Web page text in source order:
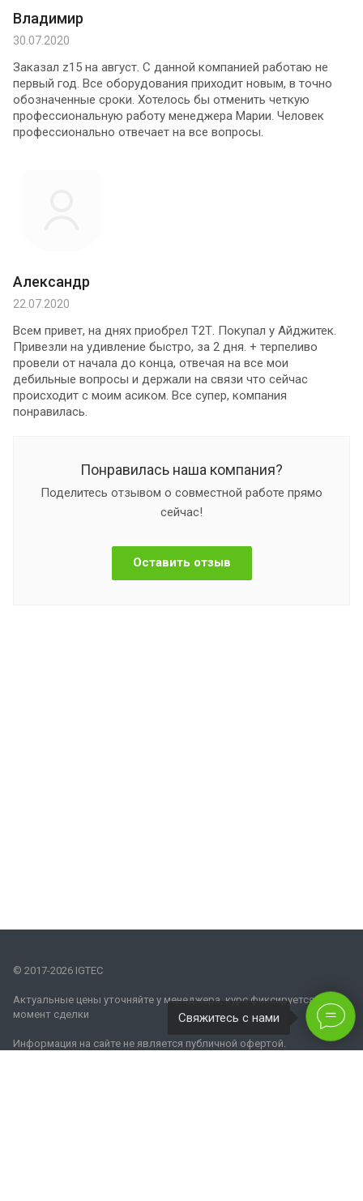
Владимир
30.07.2020
Заказал z15 на август. С данной компанией работаю не
первый год. Все оборудования приходит новым, в точно
обозначенные сроки. Хотелось бы отменить четкую
профессиональную работу менеджера Марии. Человек
профессионально отвечает на все вопросы.
Александр
22.07.2020
Всем привет, на днях приобрел Т2Т. Покупал у Айджитек.
Привезли на удивление быстро, за 2 дня. + терпеливо
провели от начала до конца, отвечая на все мои
дебильные вопросы и держали на связи что сейчас
происходит с моим асиком. Все супер, компания
понравилась.
Понравилась наша компания?
Поделитесь отзывом о совместной работе прямо
сейчас!
Оставить отзыв
Свяжитесь с нами
© 2017-2026 IGTEC
Актуальные цены уточняйте у менеджера, курс фиксируется на
момент сделки
Информация на сайте не является публичной офертой.